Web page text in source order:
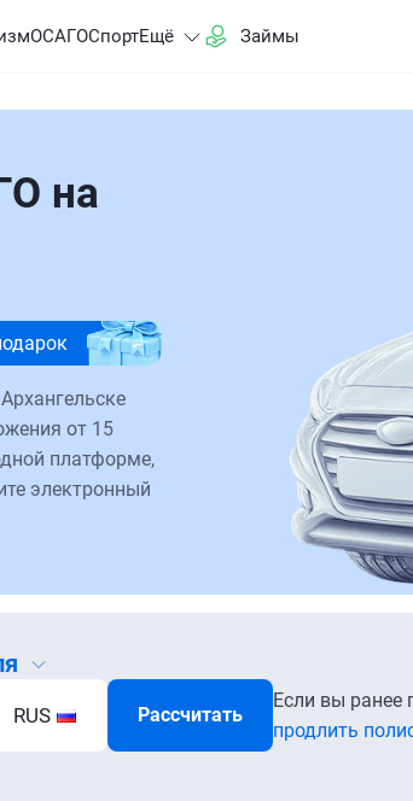
ОСАГОСпортЕщё Займы
на
от 15
платформе,
электронный
RUS Рассчитать
Если вы ранее
продлить